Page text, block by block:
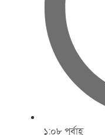
১:০৮ পূর্বাহ্ণ